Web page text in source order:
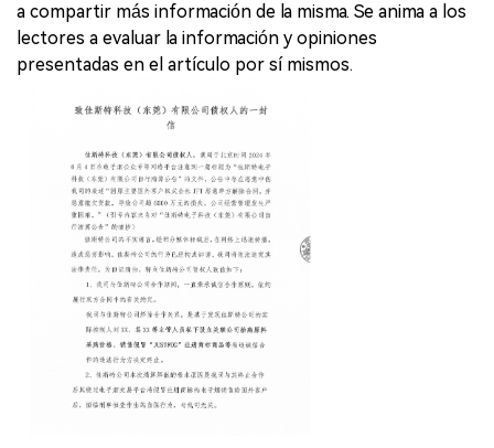
a compartir más información de la misma. Se anima a los
lectores a evaluar la información y opiniones
presentadas en el artículo por sí mismos.